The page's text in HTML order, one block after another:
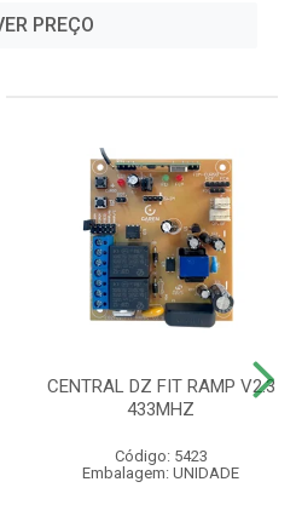
PREÇO
CENTRAL DZ FIT RAMP V2.3
433MHZ
Código: 5423
Embalagem: UNIDADE